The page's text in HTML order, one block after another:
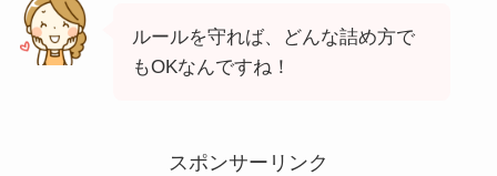
ルールを守れば、どんな詰め方で
もOKなんですね！
スポンサーリンク